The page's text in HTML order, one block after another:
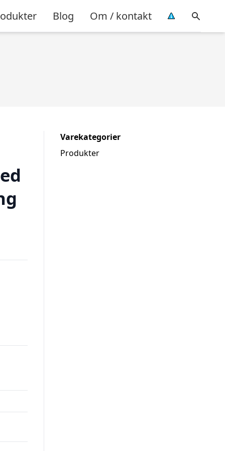
Blog Om / kontakt
Varekategorier
Produkter